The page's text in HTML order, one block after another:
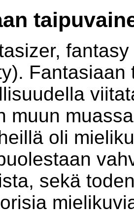
Fantasiaan
muun
oli
sekä